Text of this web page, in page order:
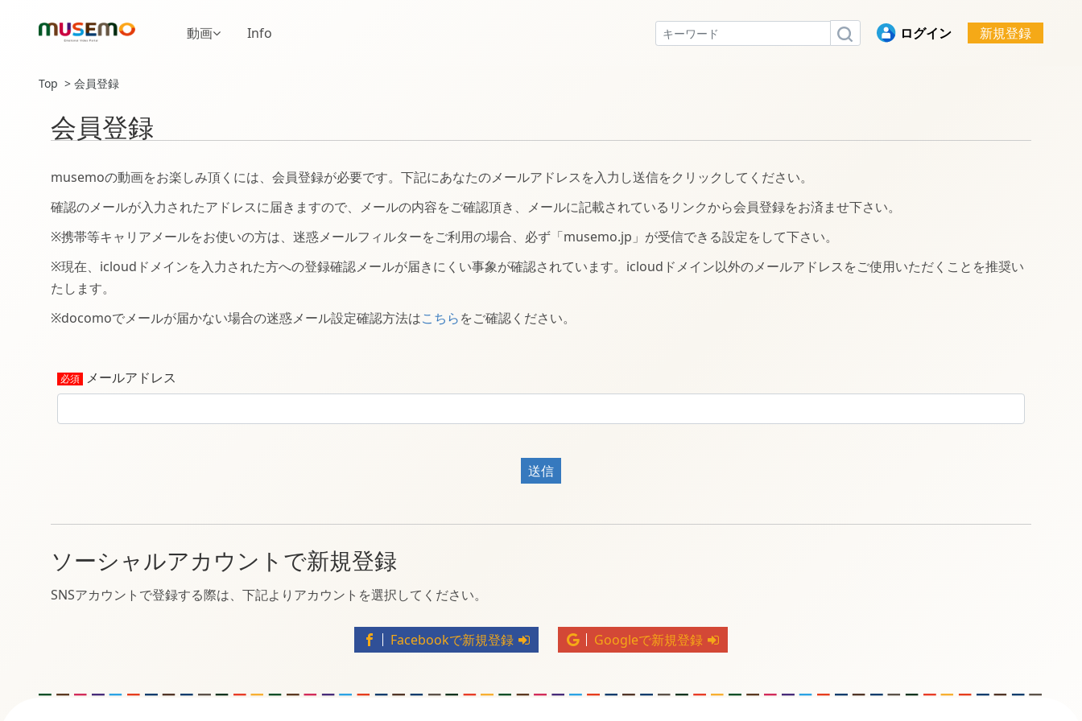
動画 Info ログイン 新規登録
Top 会員登録
会員登録
musemoの動画をお楽しみ頂くには、会員登録が必要です。下記にあなたのメールアドレスを入力し送信をクリックしてください。
確認のメールが入力されたアドレスに届きますので、メールの内容をご確認頂き、メールに記載されているリンクから会員登録をお済ませ下さい。
※携帯等キャリアメールをお使いの方は、迷惑メールフィルターをご利用の場合、必ず「musemo.jp」が受信できる設定をして下さい。
※現在、icloudドメインを入力された方への登録確認メールが届きにくい事象が確認されています。icloudドメイン以外のメールアドレスをご使用いただくことを推奨い
たします。
※docomoでメールが届かない場合の迷惑メール設定確認方法はこちらをご確認ください。
メールアドレス
送信
ソーシャルアカウントで新規登録
SNSアカウントで登録する際は、下記よりアカウントを選択してください。
Facebookで新規登録 Googleで新規登録